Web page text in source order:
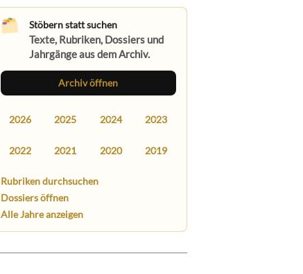
Stöbern statt suchen
Texte, Rubriken, Dossiers und
Jahrgänge aus dem Archiv.
Archiv öffnen
2026 2025 2024 2023
2022 2021 2020 2019
Rubriken durchsuchen
Dossiers öffnen
Alle Jahre anzeigen